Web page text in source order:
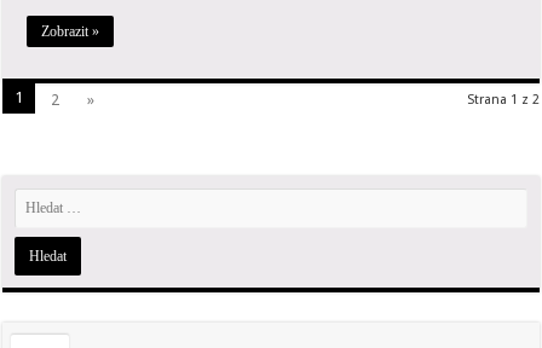
Zobrazit »
Strana 1 z 2
1 2 »